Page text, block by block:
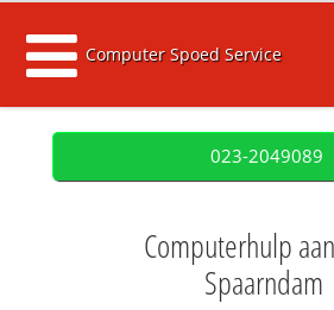
Computer Spoed Service
023-2049089
Computerhulp
Spaarndam